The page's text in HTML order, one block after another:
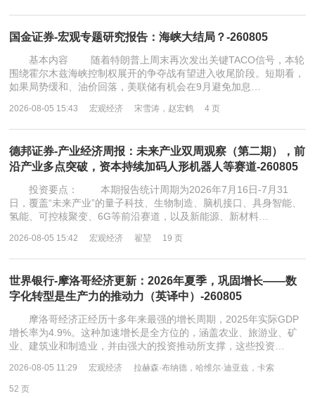
国金证券-宏观专题研究报告：海峡大结局？-260805
基本内容 随着特朗普上周末再次发出关键TACO信号，本轮
围绕霍尔木兹海峡控制权展开的争夺战有望进入收尾阶段。短期看，
如果局势缓和、油价回落，美联储有机会在9月避免加息…
2026-08-05 15:43 宏观经济 宋雪涛，赵宏鹤 4 页
德邦证券-产业经济周报：未来产业双周观察（第二期），前
沿产业多点突破，资本持续加码人形机器人等赛道-260805
投资要点： 本期报告统计周期为2026年7月16日-7月31
日，覆盖“未来产业”的量子科技、生物制造、脑机接口、具身智能、
氢能、可控核聚变、6G等前沿赛道，以及新能源、新材料…
2026-08-05 15:42 宏观经济 翟堃 19 页
世界银行-摩洛哥经济更新：2026年夏季，巩固增长——数
字化转型是生产力的推动力（英译中）-260805
摩洛哥经济正经历十多年来最强的增长周期，2025年实际GDP
增长率为4.9%。这种加速增长是全方位的，涵盖农业、旅游业、矿
业、建筑业和制造业，并由强大的投资推动所支撑，这些投资…
2026-08-05 11:29 宏观经济 拉赫森·布纳德，哈维尔·迪亚兹，卡索
52 页